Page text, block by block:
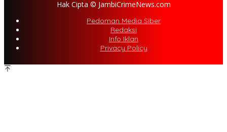
Hak Cipta © JambiCrimeNews.com
Pedoman Media Siber
Redaksi
Info Iklan
Privacy Policy